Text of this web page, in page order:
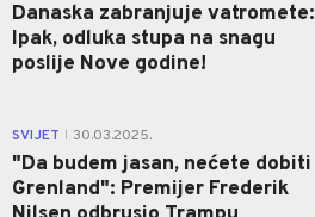
Danaska zabranjuje vatromete:
Ipak, odluka stupa na snagu
poslije Nove godine!
SVIJET 30.03.2025.
"Da budem jasan, nećete dobiti
Grenland": Premijer Frederik